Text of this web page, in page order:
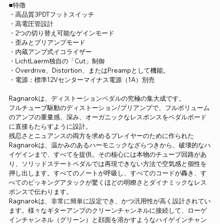
■特徴
・高品質3PDTフットスイッチ
・高電圧管設計
・2つの切り替え可能なゲインモード
・歪みとプリアンプモード
・内蔵アンプ式イコライザー
・LichtLaerm独自の「Cut」制御
・Overdrive、Distortion、またはPreampとして機能。
・電源：標準12Vセンターマイナス電源（1A）別売
Ragnarokは、ディストーションペダルの究極の集大成です。
フルチューブ駆動のディストーション/プリアンプで、フルボリューム
のアンプの重量感、深み、オーガニックなレスポンスをペダルボード
に直接もたらすように設計。
残忍さとニュアンスの両方を求めるプレイヤーのために作られた
Ragnarokは、温かみのあるハーモニックなざらつきから、破壊的なハ
イゲインまで、すべてを提供。その核心には本物のチューブ回路があ
り、ソリッドステートペダルでは再現できない方法で空気感と個性を
押し出します。すべてのノートが呼吸し、すべてのコードが轟き、す
べてのピッキングアタックが驚くほどの明瞭さとダイナミックなレス
ポンスで伝わります。
Ragnarokは、非常に簡単に設定でき、かつ汎用性が高く設計されてい
ます。様々なギターアンプのクリーンチャンネルに接続して、ローゲ
インチャンネル（グリーン）と顔面を溶かすようなハイゲインチャン